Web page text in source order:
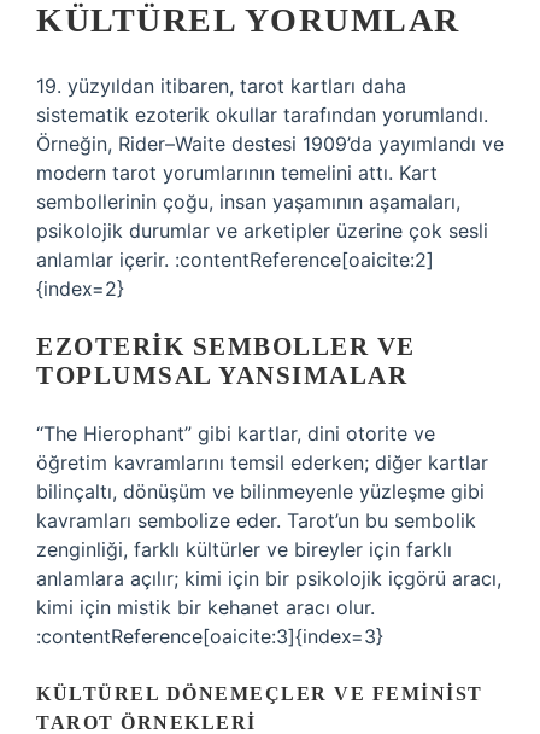
KÜLTÜREL YORUMLAR
19. yüzyıldan itibaren, tarot kartları daha
sistematik ezoterik okullar tarafından yorumlandı.
Örneğin, Rider–Waite destesi 1909’da yayımlandı ve
modern tarot yorumlarının temelini attı. Kart
sembollerinin çoğu, insan yaşamının aşamaları,
psikolojik durumlar ve arketipler üzerine çok sesli
anlamlar içerir. :contentReference[oaicite:2]
{index=2}
EZOTERIK SEMBOLLER VE
TOPLUMSAL YANSIMALAR
“The Hierophant” gibi kartlar, dini otorite ve
öğretim kavramlarını temsil ederken; diğer kartlar
bilinçaltı, dönüşüm ve bilinmeyenle yüzleşme gibi
kavramları sembolize eder. Tarot’un bu sembolik
zenginliği, farklı kültürler ve bireyler için farklı
anlamlara açılır; kimi için bir psikolojik içgörü aracı,
kimi için mistik bir kehanet aracı olur.
:contentReference[oaicite:3]{index=3}
KÜLTÜREL DÖNEMEÇLER VE FEMINIST
TAROT ÖRNEKLERI